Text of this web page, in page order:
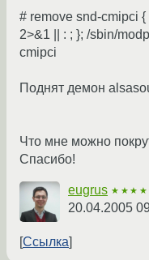
# remove snd-cmipci {
2>&1 || : ; }; /sbin/
cmipci
Поднят демон
Что мне можно
Спасибо!
eugrus
20.04.2005
Ссылка